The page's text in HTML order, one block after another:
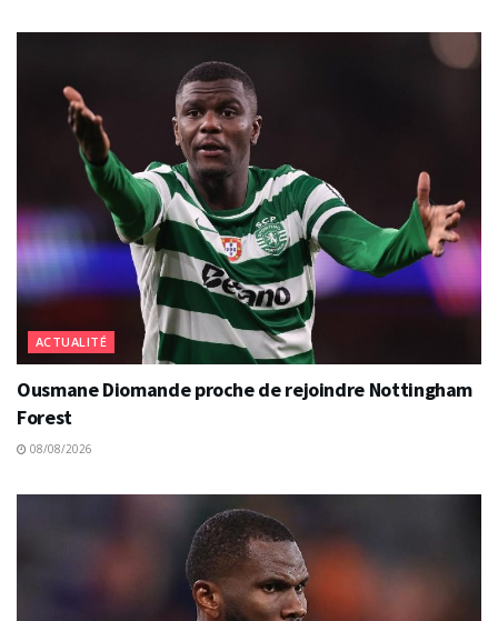
ACTUALITÉ
Ousmane Diomande proche de rejoindre Nottingham
Forest
08/08/2026